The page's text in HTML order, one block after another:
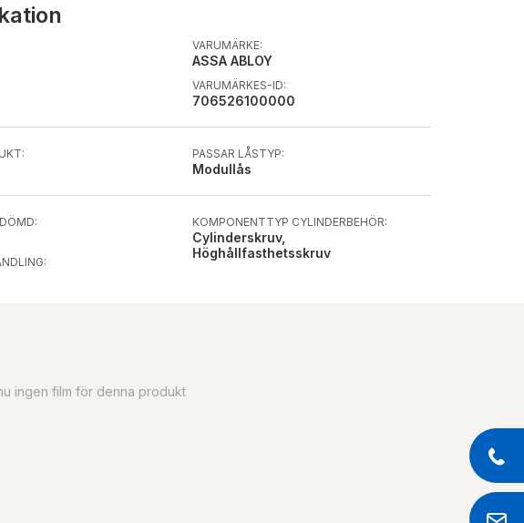
VARUMÄRKE:
ASSA ABLOY
VARUMÄRKES-ID:
706526100000
PASSAR LÅSTYP:
Modullås
KOMPONENTTYP CYLINDERBEHÖR:
Cylinderskruv,
Höghållfasthetsskruv
ingen film för denna produkt